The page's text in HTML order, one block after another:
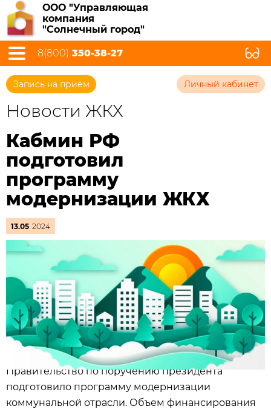
ООО "Управляющая
компания
"Солнечный город"
8(800) 350-38-27
Запись на прием Личный кабинет
Новости ЖКХ
Кабмин РФ
подготовил
программу
модернизации ЖКХ
13.05 2024
Правительство по поручению президента
подготовило программу модернизации
коммунальной отрасли. Объем финансирования